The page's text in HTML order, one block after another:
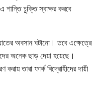
শান্তি চুক্তি স্বাক্ষর করবে
অবসান ঘটানো। তবে এক্ষেত্রে
অনেক ছাড় দেয়া হয়েছে।
তারা ফার্ক বিদ্রোহীদের দায়ী